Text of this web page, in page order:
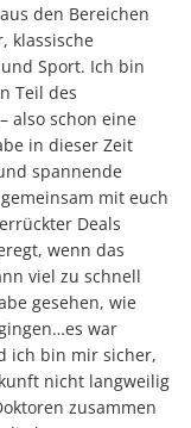
den Bereichen
klassische
Sport. Ich bin
Teil des
also schon eine
in dieser Zeit
spannende
mit euch
Deals
wenn das
viel zu schnell
gesehen, wie
war
ich bin mir sicher,
nicht langweilig
zusammen